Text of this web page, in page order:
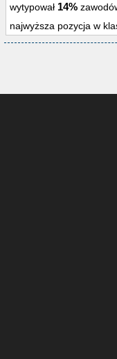
wytypował 14%
najwyższa pozycja w